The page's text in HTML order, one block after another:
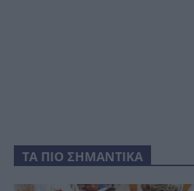
ΤΑ ΠΙΟ ΣΗΜΑΝΤΙΚΑ